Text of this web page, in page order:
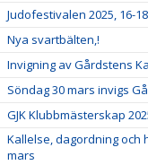
Judofestivalen 2025, 16-
Nya svartbälten,!
Invigning av Gårdstens
Söndag 30 mars invigs
GJK Klubbmästerskap
Kallelse, dagordning och
mars